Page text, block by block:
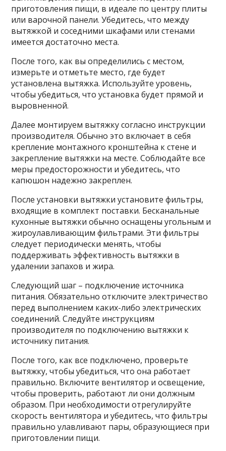
приготовления пищи, в идеале по центру плиты
или варочной панели. Убедитесь, что между
вытяжкой и соседними шкафами или стенами
имеется достаточно места.
После того, как вы определились с местом,
измерьте и отметьте место, где будет
установлена ​​вытяжка. Используйте уровень,
чтобы убедиться, что установка будет прямой и
выровненной.
Далее монтируем вытяжку согласно инструкции
производителя. Обычно это включает в себя
крепление монтажного кронштейна к стене и
закрепление вытяжки на месте. Соблюдайте все
меры предосторожности и убедитесь, что
капюшон надежно закреплен.
После установки вытяжки установите фильтры,
входящие в комплект поставки. Бесканальные
кухонные вытяжки обычно оснащены угольным и
жироулавливающим фильтрами. Эти фильтры
следует периодически менять, чтобы
поддерживать эффективность вытяжки в
удалении запахов и жира.
Следующий шаг – подключение источника
питания. Обязательно отключите электричество
перед выполнением каких-либо электрических
соединений. Следуйте инструкциям
производителя по подключению вытяжки к
источнику питания.
После того, как все подключено, проверьте
вытяжку, чтобы убедиться, что она работает
правильно. Включите вентилятор и освещение,
чтобы проверить, работают ли они должным
образом. При необходимости отрегулируйте
скорость вентилятора и убедитесь, что фильтры
правильно улавливают пары, образующиеся при
приготовлении пищи.